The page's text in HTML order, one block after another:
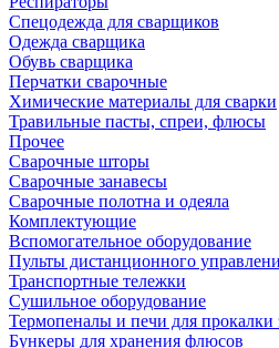
Спецодежда для сварщиков
Одежда сварщика
Обувь сварщика
Перчатки сварочные
Химические материалы для сварки
Травильные пасты, спреи, флюсы
Прочее
Сварочные шторы
Сварочные занавесы
Сварочные полотна и одеяла
Комплектующие
Вспомогательное оборудование
Пульты дистанционного
Транспортные тележки
Сушильное оборудование
Термопеналы и печи для прокалки
Бункеры для хранения флюсов